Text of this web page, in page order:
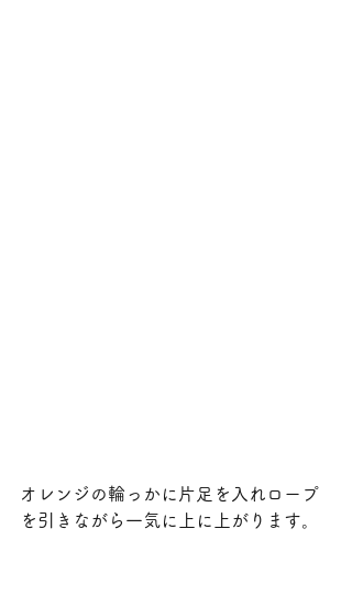
オレンジの輪っかに片足を入れロープ
を引きながら一気に上に上がります。